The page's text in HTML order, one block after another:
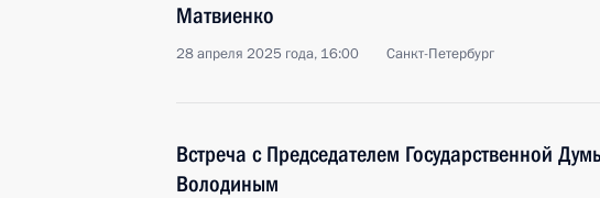
Матвиенко
28 апреля 2025 года, 16:00 Санкт-Петербург
Встреча с Председателем Государственной
Володиным